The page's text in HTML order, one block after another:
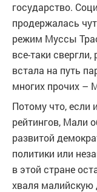
государство.
продержалась
режим Муссы
все-таки
встала на путь
многих прочих –
Потому что, если
рейтингов, Мали
развитой
политики или
в этой стране
хваля малийскую